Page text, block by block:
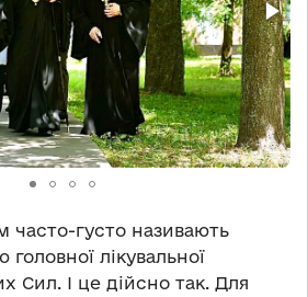
часто-густо називають
лікувальної
Сил. І це дійсно так. Для